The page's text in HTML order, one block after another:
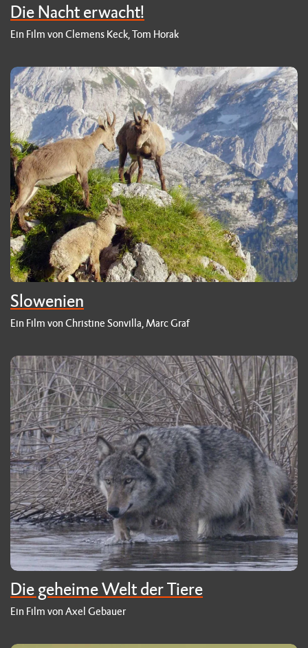
Die Nacht erwacht!
Ein Film von Clemens Keck, Tom Horak
Slowenien
Ein Film von Christine Sonvilla, Marc Graf
Die geheime Welt der Tiere
Ein Film von Axel Gebauer